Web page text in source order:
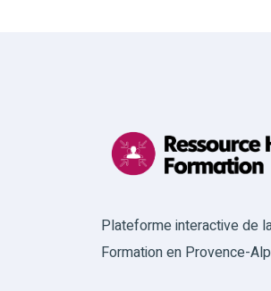
Plateforme interactive de
Formation en Provence-